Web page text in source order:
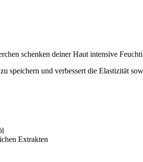
schenken deiner Haut intensive
und verbessert die Elastizität
Extrakten